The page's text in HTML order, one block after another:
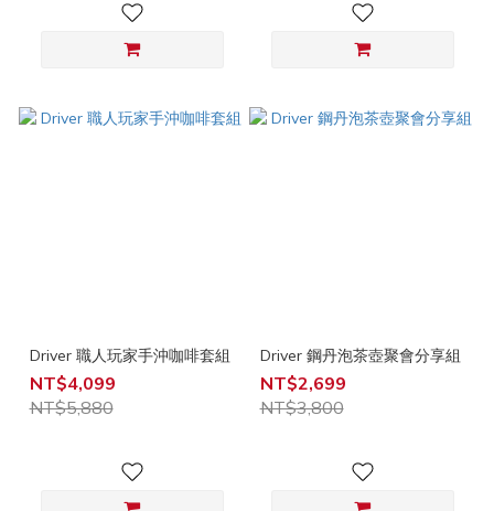
Driver 職人玩家手沖咖啡套組
NT$4,099
NT$5,880
Driver 鋼丹泡茶壺聚會分享組
NT$2,699
NT$3,800